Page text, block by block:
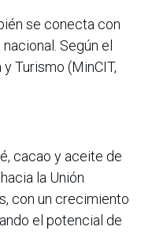
se conecta con
Según el
Turismo (MinCIT,
cacao y aceite de
la Unión
con un crecimiento
el potencial de